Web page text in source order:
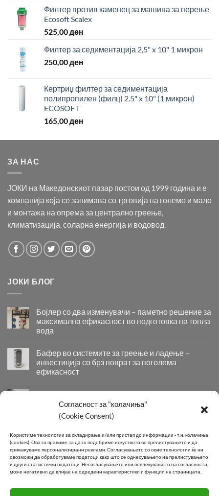
Согласност за "колачиња"
(Cookie Consent)
Kористиме технологии за складирање и/или пристап до информации - т.н. колачиња
(cookies).Ова го правиме за да го подобриме искуството во прелистувањето и да
прикажуваме персонализирани реклами.Согласувањето со овие технологии ќе ни
овозможи да обработуваме податоци како што се однесувањето на прелистувањето
и други статистички податоци.Несогласувањето или повлекувањето на согласноста,
може негативно да влијае на одредени карактеристики и функции на страницата.
Филтер против каменец за машина за перење
Ecosoft Scalex
525,00ден
Филтер за седиментација 2,5" x 10" 1 микрон
250,00ден
Кертриџ филтер за седиментација
полипропилен (филц) 2.5" x 10" (1 микрон)
ECOSOFT
165,00ден
ЗА НАС
ЈОКИ на Македонскиот пазар постои од 1999 година и е
компанија која се занимава со трговија на големо и мало
и монтажа на опрема за централно греење,
климатизација, соларна енергија и водовод.
ЈОКИ БЛОГ
Бојлер со два изменувачи – паметно решение за
максимална ефикасност во подготовка на топла
вода
со
два
изменувачи
–
решение
максимална
ефикасност
подготовка
на
топла
вода
Бафер во системите за греење и ладење –
инвестиција со брз поврат за поголема
ефикасност
во
–
инвестиција
со
брз
поврат
Придобивки од Инсталирање на Современи
Системи за Греење и Ладење
Придобивки
Современи
Системи
за
Греење
Ладење
КОНТАКТ
Телефон:+389 2 2581 800